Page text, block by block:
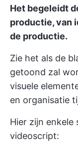
Het begeleidt
productie, van
de productie.
Zie het als de
getoond zal
visuele
en organisatie
Hier zijn enkele
videoscript: